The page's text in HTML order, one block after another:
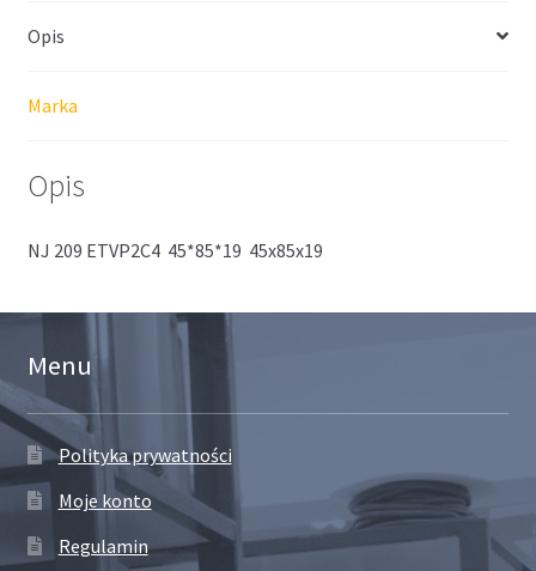
Opis
Marka
Opis
NJ 209 ETVP2C4 45*85*19 45x85x19
Menu
Polityka prywatności
Moje konto
Regulamin